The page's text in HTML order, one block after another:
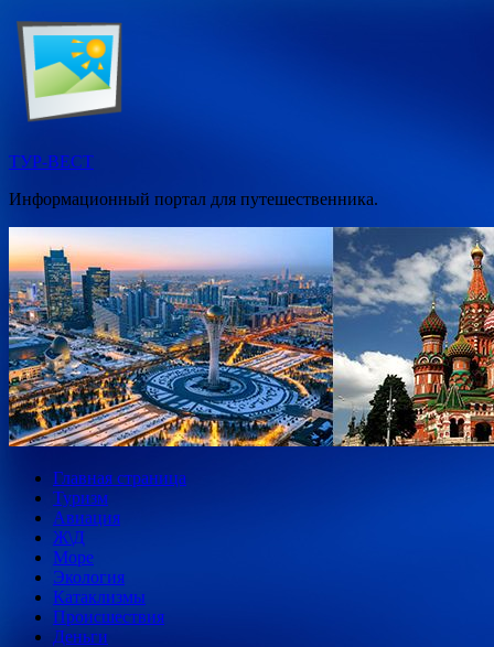
Перейти
содержимому
ТУР-ВЕСТ
Информационный портал для путешественника.
Главная страница
Туризм
Авиация
Ж\Д
Море
Экология
Катаклизмы
Происшествия
Деньги